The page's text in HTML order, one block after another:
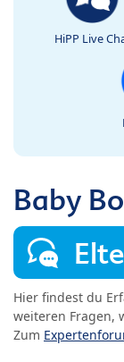
HiPP Live
Baby
Hier findest du
weiteren Fragen,
Zum